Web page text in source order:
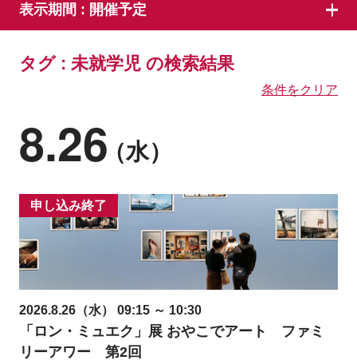
表示期間 : 開催予定
タグ : 未就学児 の検索結果
条件をクリア
8.26（水）
申し込み終了
2026.8.26（水） 09:15 ～ 10:30
「ロン・ミュエク」展 おやこでアート ファミ
リーアワー 第2回